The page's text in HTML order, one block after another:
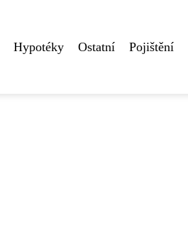
Hypotéky Ostatní Pojištění